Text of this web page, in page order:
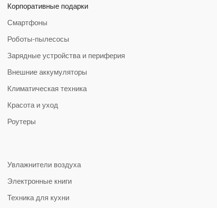
Корпоративные подарки
Смартфоны
Роботы-пылесосы
Зарядные устройства и периферия
Внешние аккумуляторы
Климатическая техника
Красота и уход
Роутеры
Увлажнители воздуха
Электронные книги
Техника для кухни